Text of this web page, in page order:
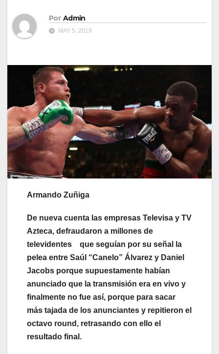
Por Admin
MAY 5, 2019
Armando Zuñiga
De nueva cuenta las empresas Televisa y TV
Azteca, defraudaron a millones de
televidentes que seguían por su señal la
pelea entre Saúl “Canelo” Álvarez y Daniel
Jacobs porque supuestamente habían
anunciado que la transmisión era en vivo y
finalmente no fue así, porque para sacar
más tajada de los anunciantes y repitieron el
octavo round, retrasando con ello el
resultado final.